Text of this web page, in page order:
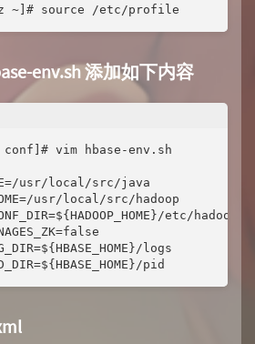
tz ~]# source /etc/profile
env.sh 添加如下内容
conf]# vim hbase-env.sh
usr/local/src/java
usr/local/src/hadoop
etc/hadoop
logs
pid